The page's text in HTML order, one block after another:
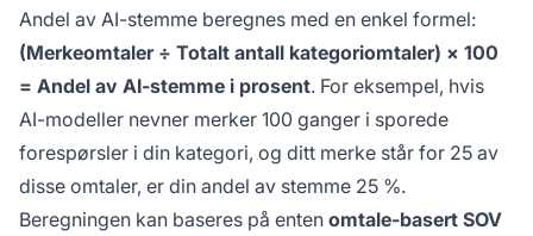
Andel av AI-stemme beregnes med en enkel formel:
(Merkeomtaler ÷ Totalt antall kategoriomtaler) × 100
= Andel av AI-stemme i prosent. For eksempel, hvis
AI-modeller nevner merker 100 ganger i sporede
forespørsler i din kategori, og ditt merke står for 25 av
disse omtaler, er din andel av stemme 25 %.
Beregningen kan baseres på enten omtale-basert SOV